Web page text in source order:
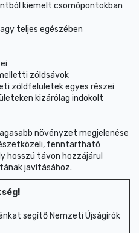
kiemelt csomópontokban
teljes egészében
zöldsávok
zöldfelületek egyes részei
kizárólag indokolt
növényzet megjelenése
fenntartható
hosszú távon hozzájárul
javításához.
segítő Nemzeti Újságírók